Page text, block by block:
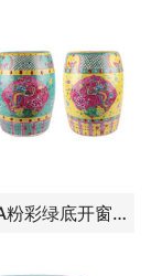
RYZG33-A粉彩绿底开窗凤凰纹凳子凉墩